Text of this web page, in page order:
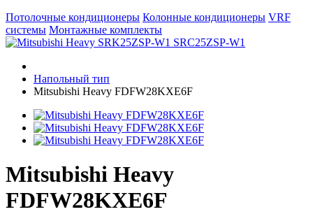
Потолочные кондиционеры Колонные кондиционеры VRF
системы Монтажные комплекты
Напольный тип
Mitsubishi Heavy FDFW28KXE6F
Mitsubishi Heavy
FDFW28KXE6F